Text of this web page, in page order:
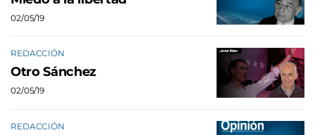
02/05/19
REDACCIÓN
Otro Sánchez
02/05/19
REDACCIÓN